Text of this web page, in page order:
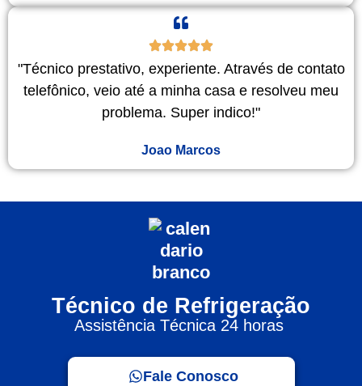
"Técnico prestativo, experiente. Através de contato
telefônico, veio até a minha casa e resolveu meu
problema. Super indico!"
Joao Marcos
Técnico de Refrigeração
Assistência Técnica 24 horas
Fale Conosco